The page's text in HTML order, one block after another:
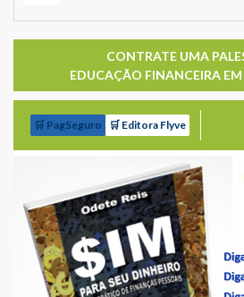
CONTRATE UMA
EDUCAÇÃO FINANCEIRA EM
🛒 PagSeguro 🛒 Editora Flyve